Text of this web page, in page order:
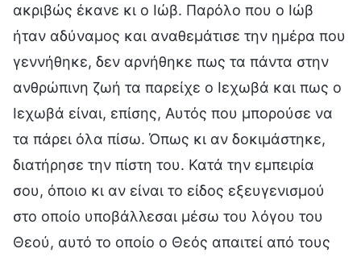
ακριβώς έκανε κι ο Ιώβ. Παρόλο που ο Ιώβ
ήταν αδύναμος και αναθεμάτισε την ημέρα που
γεννήθηκε, δεν αρνήθηκε πως τα πάντα στην
ανθρώπινη ζωή τα παρείχε ο Ιεχωβά και πως ο
Ιεχωβά είναι, επίσης, Αυτός που μπορούσε να
τα πάρει όλα πίσω. Όπως κι αν δοκιμάστηκε,
διατήρησε την πίστη του. Κατά την εμπειρία
σου, όποιο κι αν είναι το είδος εξευγενισμού
στο οποίο υποβάλλεσαι μέσω του λόγου του
Θεού, αυτό το οποίο ο Θεός απαιτεί από τους